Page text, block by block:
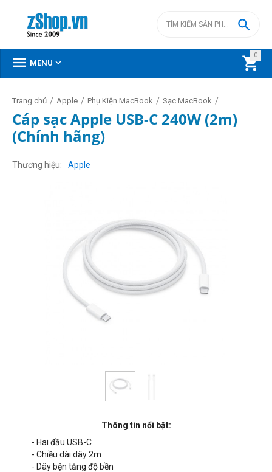
0


 MENU 
Trang chủ / Apple / Phụ Kiện MacBook / Sạc MacBook /
Cáp sạc Apple USB-C 240W (2m)
(Chính hãng)
Thương hiệu Apple
Thông tin nổi bật:
- Hai đầu USB-C
- Chiều dài dây 2m
- Dây bện tăng độ bền